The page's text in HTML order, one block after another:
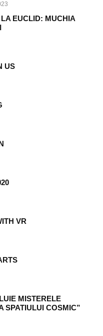
EUCLID: MUCHIA
US
VR
MISTERELE
SPATIULUI COSMIC”